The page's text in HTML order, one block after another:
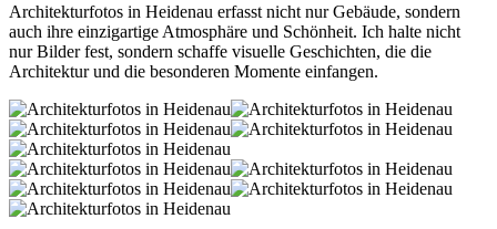
Architekturfotos in Heidenau erfasst nicht nur Gebäude, sondern
auch ihre einzigartige Atmosphäre und Schönheit. Ich halte nicht
nur Bilder fest, sondern schaffe visuelle Geschichten, die die
Architektur und die besonderen Momente einfangen.